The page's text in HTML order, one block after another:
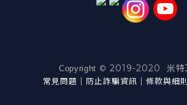
Copyright © 2019-2020 米特
常見問題 防止詐騙資訊 條款與細則